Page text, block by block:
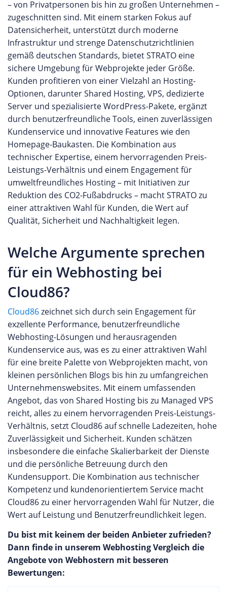
– von Privatpersonen bis hin zu großen Unternehmen –
zugeschnitten sind. Mit einem starken Fokus auf
Datensicherheit, unterstützt durch moderne
Infrastruktur und strenge Datenschutzrichtlinien
gemäß deutschen Standards, bietet STRATO eine
sichere Umgebung für Webprojekte jeder Größe.
Kunden profitieren von einer Vielzahl an Hosting-
Optionen, darunter Shared Hosting, VPS, dedizierte
Server und spezialisierte WordPress-Pakete, ergänzt
durch benutzerfreundliche Tools, einen zuverlässigen
Kundenservice und innovative Features wie den
Homepage-Baukasten. Die Kombination aus
technischer Expertise, einem hervorragenden Preis-
Leistungs-Verhältnis und einem Engagement für
umweltfreundliches Hosting – mit Initiativen zur
Reduktion des CO2-Fußabdrucks – macht STRATO zu
einer attraktiven Wahl für Kunden, die Wert auf
Qualität, Sicherheit und Nachhaltigkeit legen.
Welche Argumente sprechen
für ein Webhosting bei
Cloud86?
Cloud86zeichnet sich durch sein Engagement für
exzellente Performance, benutzerfreundliche
Webhosting-Lösungen und herausragenden
Kundenservice aus, was es zu einer attraktiven Wahl
für eine breite Palette von Webprojekten macht, von
kleinen persönlichen Blogs bis hin zu umfangreichen
Unternehmenswebsites. Mit einem umfassenden
Angebot, das von Shared Hosting bis zu Managed VPS
reicht, alles zu einem hervorragenden Preis-Leistungs-
Verhältnis, setzt Cloud86 auf schnelle Ladezeiten, hohe
Zuverlässigkeit und Sicherheit. Kunden schätzen
insbesondere die einfache Skalierbarkeit der Dienste
und die persönliche Betreuung durch den
Kundensupport. Die Kombination aus technischer
Kompetenz und kundenorientiertem Service macht
Cloud86 zu einer hervorragenden Wahl für Nutzer, die
Wert auf Leistung und Benutzerfreundlichkeit legen.
Du bist mit keinem der beiden Anbieter zufrieden?
Dann finde in unserem Webhosting Vergleich die
Angebote von Webhostern mit besseren
Bewertungen: